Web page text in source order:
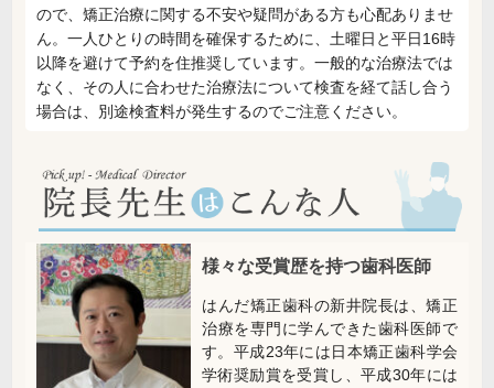
ので、矯正治療に関する不安や疑問がある方も心配ありませ
ん。一人ひとりの時間を確保するために、土曜日と平日16時
以降を避けて予約を住推奨しています。一般的な治療法では
なく、その人に合わせた治療法について検査を経て話し合う
場合は、別途検査料が発生するのでご注意ください。
様々な受賞歴を持つ歯科医師
はんだ矯正歯科の新井院長は、矯正
治療を専門に学んできた歯科医師で
す。平成23年には日本矯正歯科学会
学術奨励賞を受賞し、平成30年には